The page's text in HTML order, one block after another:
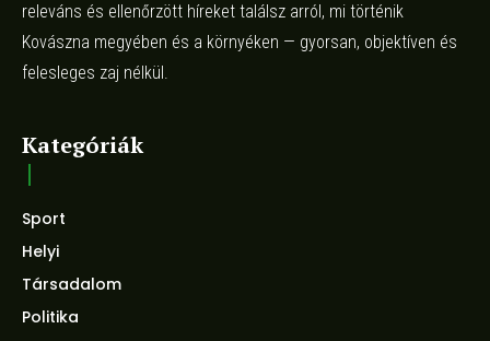
releváns és ellenőrzött híreket találsz arról, mi történik
Kovászna megyében és a környéken — gyorsan, objektíven és
felesleges zaj nélkül.
Kategóriák
Sport
Helyi
Társadalom
Politika